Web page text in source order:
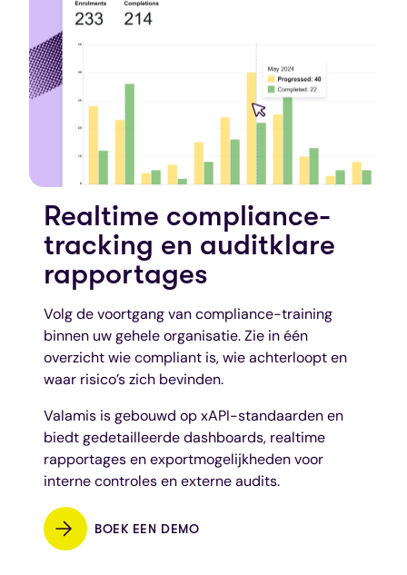
Realtime compliance-
tracking en auditklare
rapportages
Volg de voortgang van compliance-training
binnen uw gehele organisatie. Zie in één
overzicht wie compliant is, wie achterloopt en
waar risico’s zich bevinden.
Valamis is gebouwd op xAPI-standaarden en
biedt gedetailleerde dashboards, realtime
rapportages en exportmogelijkheden voor
interne controles en externe audits.
BOEK EEN DEMO